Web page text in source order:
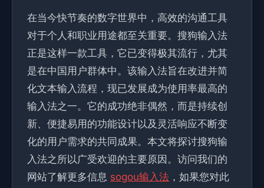
在当今快节奏的数字世界中，高效的沟通工具
对于个人和职业用途都至关重要。搜狗输入法
正是这样一款工具，它已变得极其流行，尤其
是在中国用户群体中。该输入法旨在改进并简
化文本输入流程，现已发展成为使用率最高的
输入法之一。它的成功绝非偶然，而是持续创
新、便捷易用的功能设计以及灵活响应不断变
化的用户需求的共同成果。本文将探讨搜狗输
入法之所以广受欢迎的主要原因。访问我们的
网站了解更多信息 sogou输入法 ，如果您对此